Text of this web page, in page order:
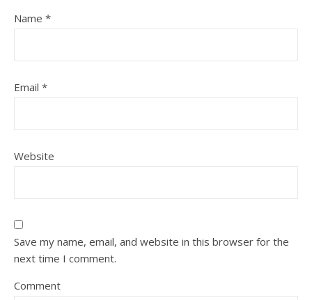
Name *
Email *
Website
Save my name, email, and website in this browser for the
next time I comment.
Comment